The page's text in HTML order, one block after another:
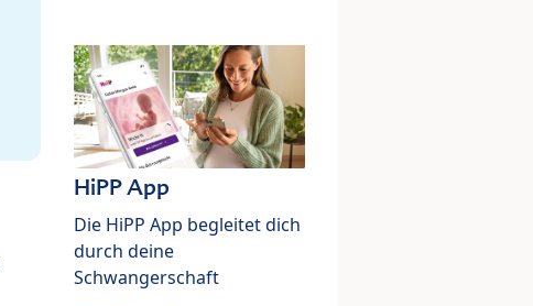
HiPP App
Die HiPP App begleitet dich
durch deine
Schwangerschaft